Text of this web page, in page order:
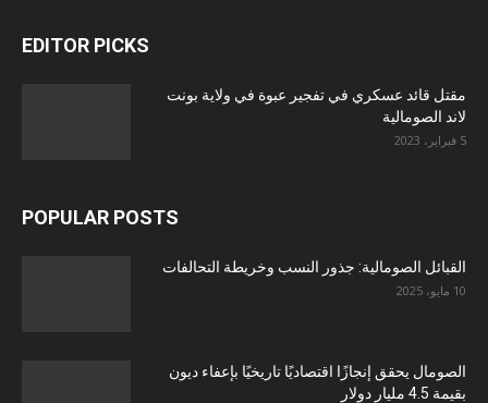
EDITOR PICKS
مقتل قائد عسكري في تفجير عبوة في ولاية بونت
لاند الصومالية
5 فبراير، 2023
POPULAR POSTS
القبائل الصومالية: جذور النسب وخريطة التحالفات
10 مايو، 2025
الصومال يحقق إنجازًا اقتصاديًا تاريخيًا بإعفاء ديون
بقيمة 4.5 مليار دولار